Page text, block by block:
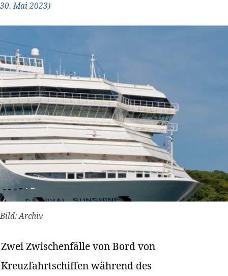
30. Mai 2023)
Bild: Archiv
Zwei Zwischenfälle von Bord von
Kreuzfahrtschiffen während des